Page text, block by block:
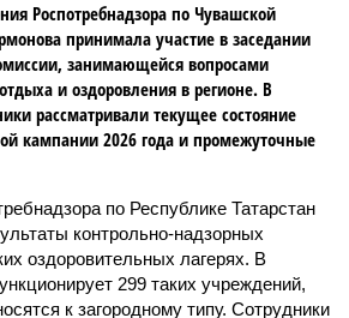
Роспотребнадзора по Чувашской
принимала участие в заседании
занимающейся вопросами
и оздоровления в регионе. В
рассматривали текущее состояние
кампании 2026 года и промежуточные
по Республике Татарстан
контрольно-надзорных
оздоровительных лагерях. В
299 таких учреждений,
к загородному типу. Сотрудники